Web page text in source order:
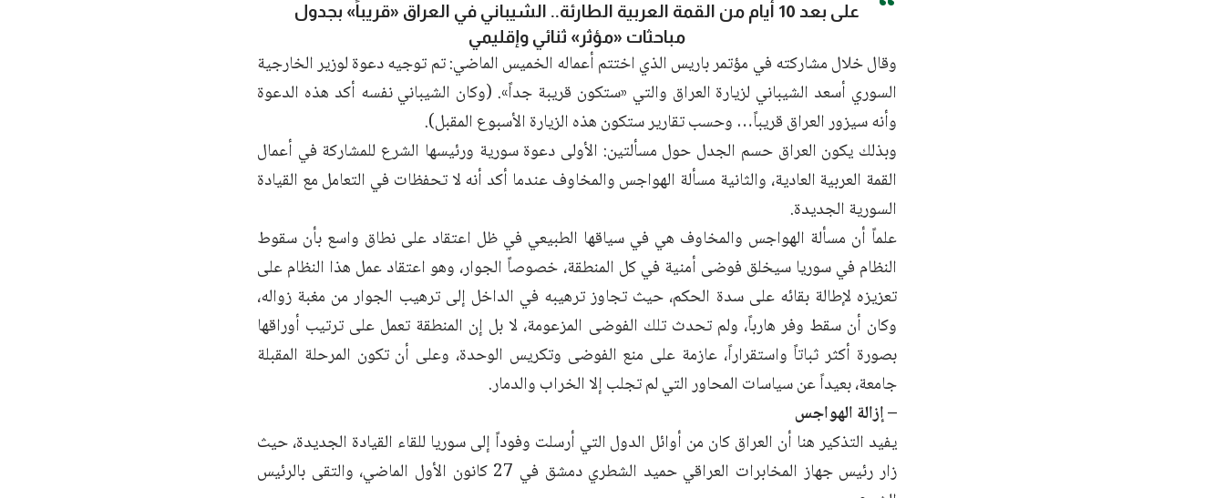
على بعد 10 أيام من القمة العربية الطارئة.. الشيباني في العراق «قريباً» بجدول
مباحثات «مؤثر» ثنائي وإقليمي
وقال خلال مشاركته في مؤتمر باريس الذي اختتم أعماله الخميس الماضي: تم توجيه دعوة لوزير الخارجية
السوري أسعد الشيباني لزيارة العراق والتي «ستكون قريبة جداً». (وكان الشيباني نفسه أكد هذه الدعوة
وأنه سيزور العراق قريباً… وحسب تقارير ستكون هذه الزيارة الأسبوع المقبل).
وبذلك يكون العراق حسم الجدل حول مسألتين: الأولى دعوة سورية ورئيسها الشرع للمشاركة في أعمال
القمة العربية العادية، والثانية مسألة الهواجس والمخاوف عندما أكد أنه لا تحفظات في التعامل مع القيادة
السورية الجديدة.
علماً أن مسألة الهواجس والمخاوف هي في سياقها الطبيعي في ظل اعتقاد على نطاق واسع بأن سقوط
النظام في سوريا سيخلق فوضى أمنية في كل المنطقة، خصوصاً الجوار، وهو اعتقاد عمل هذا النظام على
تعزيزه لإطالة بقائه على سدة الحكم، حيث تجاوز ترهيبه في الداخل إلى ترهيب الجوار من مغبة زواله،
وكان أن سقط وفر هارباً، ولم تحدث تلك الفوضى المزعومة، لا بل إن المنطقة تعمل على ترتيب أوراقها
بصورة أكثر ثباتاً واستقراراً، عازمة على منع الفوضى وتكريس الوحدة، وعلى أن تكون المرحلة المقبلة
جامعة، بعيداً عن سياسات المحاور التي لم تجلب إلا الخراب والدمار.
– إزالة الهواجس
يفيد التذكير هنا أن العراق كان من أوائل الدول التي أرسلت وفوداً إلى سوريا للقاء القيادة الجديدة، حيث
زار رئيس جهاز المخابرات العراقي حميد الشطري دمشق في 27 كانون الأول الماضي، والتقى بالرئيس